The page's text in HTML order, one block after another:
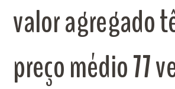
valor agregado
preço médio 77